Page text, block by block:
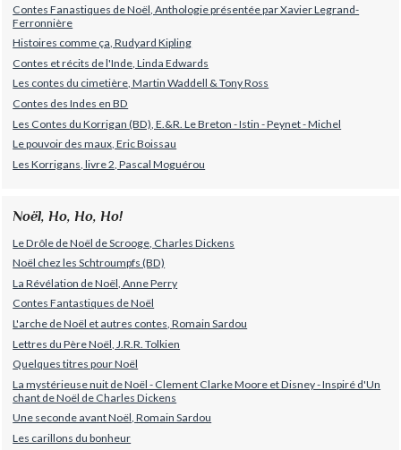
Contes Fanastiques de Noël, Anthologie présentée par Xavier Legrand-
Ferronnière
Histoires comme ça, Rudyard Kipling
Contes et récits de l'Inde, Linda Edwards
Les contes du cimetière, Martin Waddell & Tony Ross
Contes des Indes en BD
Les Contes du Korrigan (BD), E.&R. Le Breton - Istin - Peynet - Michel
Le pouvoir des maux, Eric Boissau
Les Korrigans, livre 2, Pascal Moguérou
Noël, Ho, Ho, Ho!
Le Drôle de Noël de Scrooge, Charles Dickens
Noël chez les Schtroumpfs (BD)
La Révélation de Noël, Anne Perry
Contes Fantastiques de Noël
L'arche de Noël et autres contes, Romain Sardou
Lettres du Père Noël, J.R.R. Tolkien
Quelques titres pour Noël
La mystérieuse nuit de Noël - Clement Clarke Moore et Disney - Inspiré d'Un
chant de Noël de Charles Dickens
Une seconde avant Noël, Romain Sardou
Les carillons du bonheur